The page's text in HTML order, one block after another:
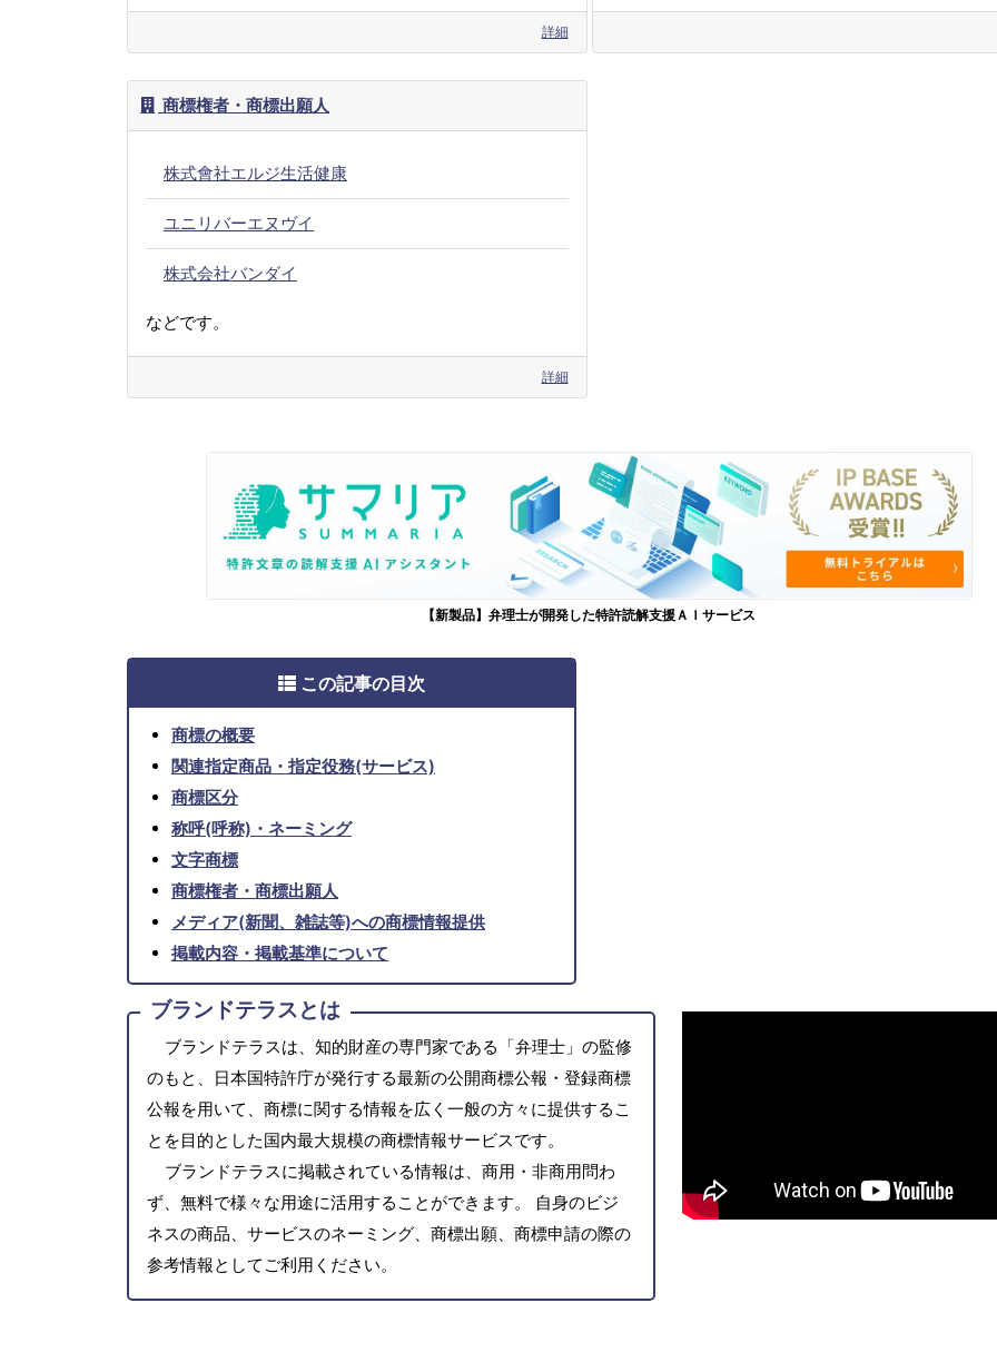
詳細
商標権者・商標出願人
株式會社エルジ生活健康
ユニリバーエヌヴイ
株式会社バンダイ
などです。
詳細
【新製品】弁理士が開発した特許読解支援ＡＩサービス
この記事の目次
商標の概要
関連指定商品・指定役務(サービス)
商標区分
称呼(呼称)・ネーミング
文字商標
商標権者・商標出願人
メディア(新聞、雑誌等)への商標情報提供
掲載内容・掲載基準について
ブランドテラスとは
ブランドテラスは、知的財産の専門家である「弁理士」の監修
のもと、日本国特許庁が発行する最新の公開商標公報・登録商標
公報を用いて、商標に関する情報を広く一般の方々に提供するこ
とを目的とした国内最大規模の商標情報サービスです。
ブランドテラスに掲載されている情報は、商用・非商用問わ
ず、無料で様々な用途に活用することができます。 自身のビジ
ネスの商品、サービスのネーミング、商標出願、商標申請の際の
参考情報としてご利用ください。